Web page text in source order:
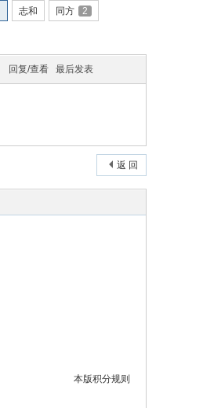
志和 同方 2
回复/查看 最后发表
返 回
本版积分规则